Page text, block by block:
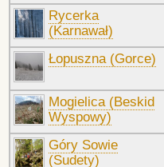
Rycerka
(Karnawał)
Łopuszna (Gorce)
Mogielica (Beskid
Wyspowy)
Góry Sowie
(Sudety)